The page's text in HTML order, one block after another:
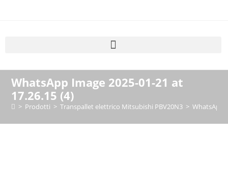
WhatsApp Image 2025-01-21 at
17.26.15 (4)
> Prodotti > Transpallet elettrico Mitsubishi PBV20N3 > WhatsApp